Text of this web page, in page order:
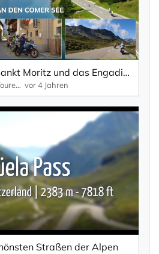
Alpen-Marathon: Sankt Moritz und das Engadin – eine Motorradreise von den höchsten Pässen bis an den Comer See.
Alpenpässe-Motorrad-Touren: Alpen-Marathon, die TV-Reportagen vor 4 Jahren
Straßen der Alpen